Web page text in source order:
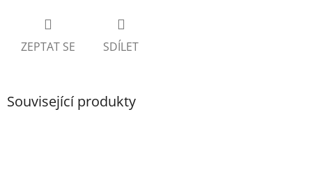
ZEPTAT SE SDÍLET
Související produkty